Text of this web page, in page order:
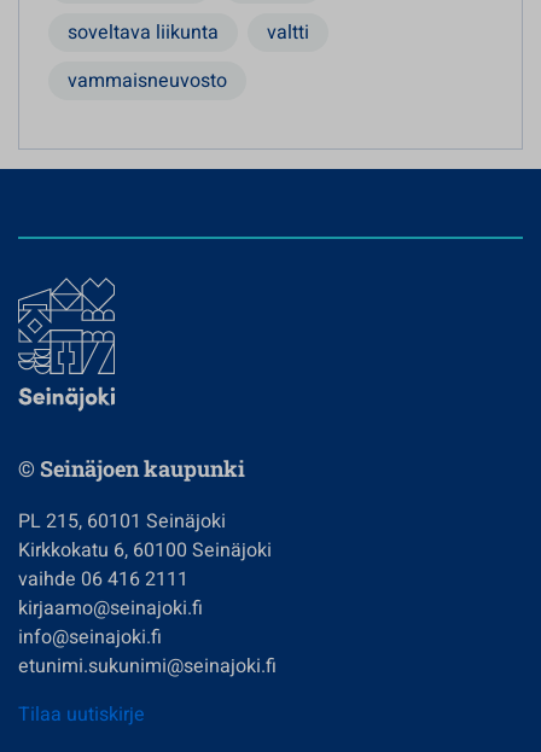
soveltava liikunta
valtti
vammaisneuvosto
© Seinäjoen kaupunki
PL 215, 60101 Seinäjoki
Kirkkokatu 6, 60100 Seinäjoki
vaihde 06 416 2111
kirjaamo@seinajoki.fi
info@seinajoki.fi
etunimi.sukunimi@seinajoki.fi
Tilaa uutiskirje